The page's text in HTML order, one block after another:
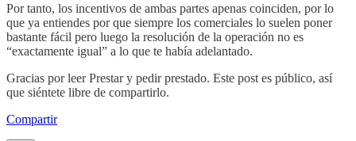
Por tanto, los incentivos de ambas partes apenas coinciden, por lo
que ya entiendes por que siempre los comerciales lo suelen poner
bastante fácil pero luego la resolución de la operación no es
“exactamente igual” a lo que te había adelantado.
Gracias por leer Prestar y pedir prestado. Este post es público, así
que siéntete libre de compartirlo.
Compartir